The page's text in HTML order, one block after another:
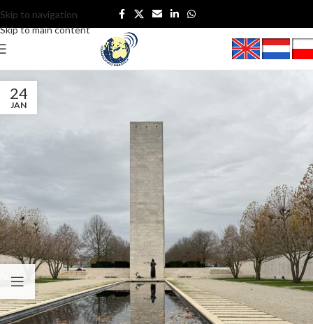
Skip to navigation
Skip to main content
24
JAN